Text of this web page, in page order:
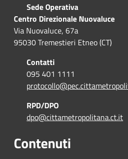
Sede Operativa
Centro Direzionale Nuovaluce
Via Nuovaluce, 67a
95030 Tremestieri Etneo (CT)
Contatti
095 401 1111
RPD/DPO
dpo@cittametropolitana.ct.it
Contenuti